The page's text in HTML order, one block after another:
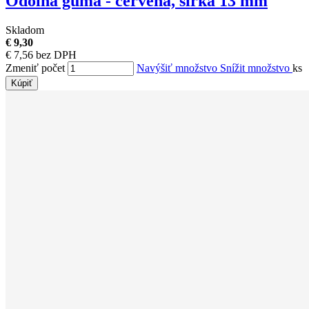
Skladom
€ 9,30
€ 7,56 bez DPH
Zmeniť počet
Navýšiť množstvo Snížit množstvo ks
Kúpiť